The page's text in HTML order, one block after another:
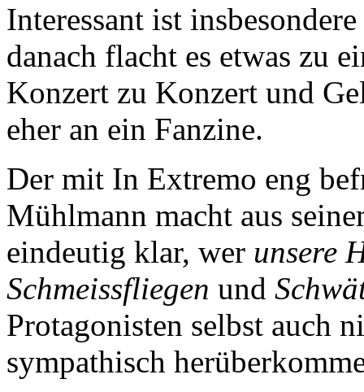
Interessant ist
danach flacht es etwas zu
Konzert zu Konzert und
eher an ein Fanzine.
Der mit In Extremo eng
Mühlmann macht aus
eindeutig klar, wer unsere
Schmeissfliegen und
Protagonisten selbst auch
sympathisch